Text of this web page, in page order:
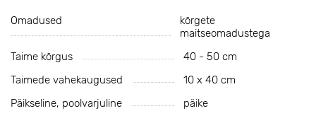
Omadused
kõrgete
maitseomadustega
Taime kõrgus
40 - 50 cm
Taimede vahekaugused
10 х 40 cm
Päikseline, poolvarjuline
päike